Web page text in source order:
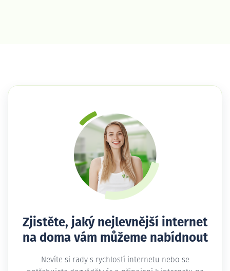
Zjistěte, jaký nejlevnější internet
na doma vám můžeme nabídnout
Nevíte si rady s rychlostí internetu nebo se